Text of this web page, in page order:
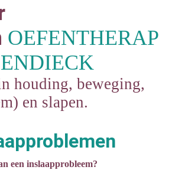
OEFENTHERAP
houding, beweging,
en slapen.
een inslaapprobleem?